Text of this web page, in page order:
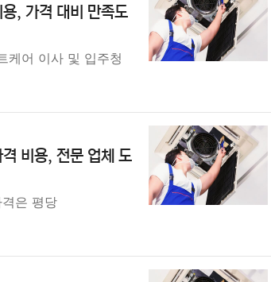
, 가격 대비 만족도
케어 이사 및 입주청
비용, 전문 업체 도
은 평당